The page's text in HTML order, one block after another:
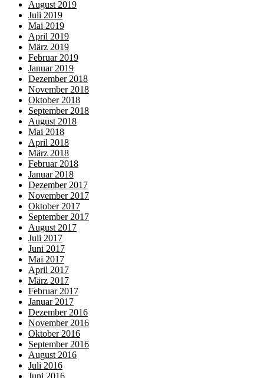
August 2019
Juli 2019
Mai 2019
April 2019
März 2019
Februar 2019
Januar 2019
Dezember 2018
November 2018
Oktober 2018
September 2018
August 2018
Mai 2018
April 2018
März 2018
Februar 2018
Januar 2018
Dezember 2017
November 2017
Oktober 2017
September 2017
August 2017
Juli 2017
Juni 2017
Mai 2017
April 2017
März 2017
Februar 2017
Januar 2017
Dezember 2016
November 2016
Oktober 2016
September 2016
August 2016
Juli 2016
Juni 2016